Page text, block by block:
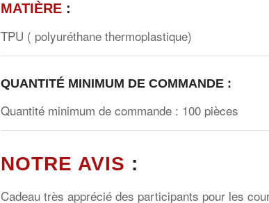
MATIÈRE :
TPU ( polyuréthane thermoplastique)
QUANTITÉ MINIMUM DE COMMANDE :
Quantité minimum de commande : 100 pièces
NOTRE AVIS :
Cadeau très apprécié des participants pour les